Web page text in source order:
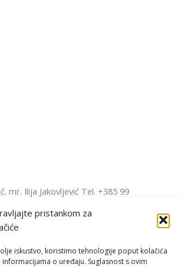
pristankom za
iskustvo, koristimo tehnologije poput kolačića
o uređaju. Suglasnost s ovim
mr. Ilija Jakovljević Tel. +385 99
4, 52212 Fažana, Hrvatska